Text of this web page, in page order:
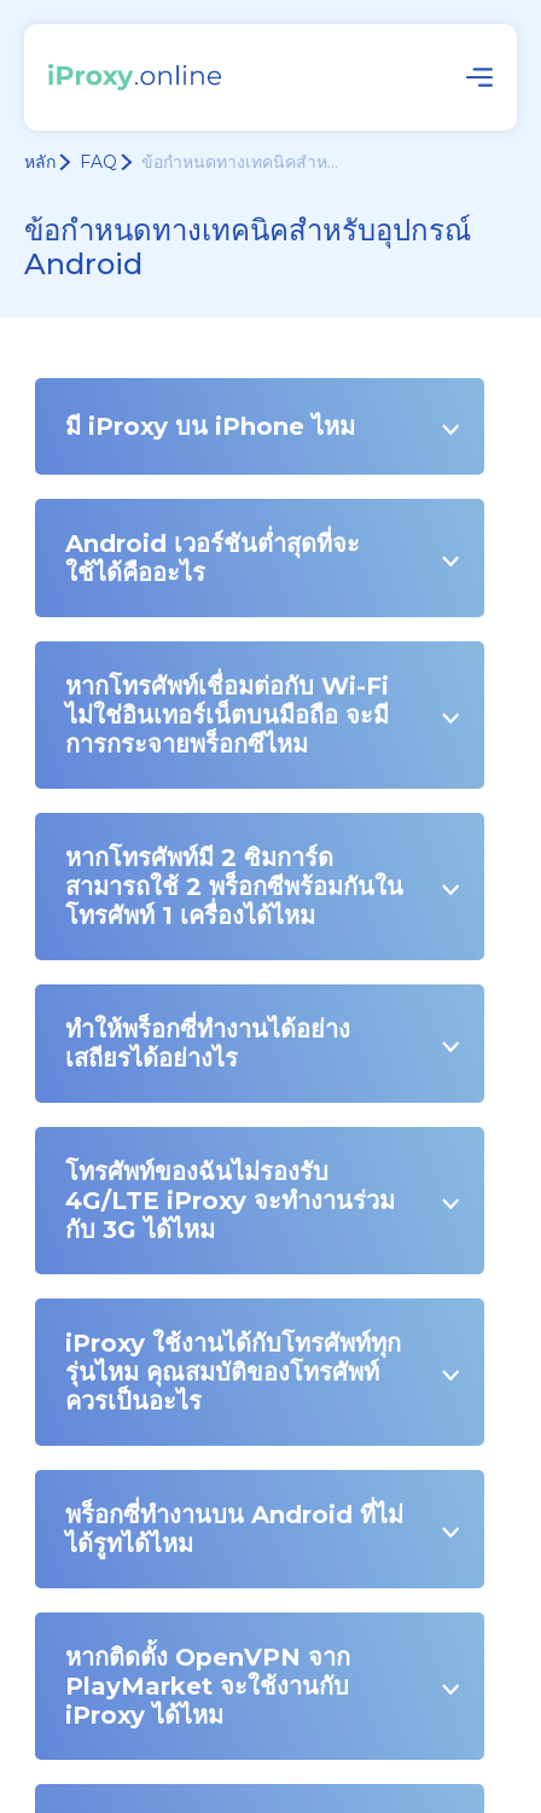
หลัก FAQ ข้อกำหนดทางเทคนิคสำห...
ข้อกำหนดทางเทคนิคสำหรับอุปกรณ์
Android
มี iProxy บน iPhone ไหม
Android เวอร์ชันต่ำสุดที่จะ
ใช้ได้คืออะไร
หากโทรศัพท์เชื่อมต่อกับ Wi-Fi
ไม่ใช่อินเทอร์เน็ตบนมือถือ จะมี
การกระจายพร็อกซีไหม
หากโทรศัพท์มี 2 ซิมการ์ด
สามารถใช้ 2 พร็อกซีพร้อมกันใน
โทรศัพท์ 1 เครื่องได้ไหม
ทำให้พร็อกซี่ทำงานได้อย่าง
เสถียรได้อย่างไร
โทรศัพท์ของฉันไม่รองรับ
4G/LTE iProxy จะทำงานร่วม
กับ 3G ได้ไหม
iProxy ใช้งานได้กับโทรศัพท์ทุก
รุ่นไหม คุณสมบัติของโทรศัพท์
ควรเป็นอะไร
พร็อกซี่ทำงานบน Android ที่ไม่
ได้รูทได้ไหม
หากติดตั้ง OpenVPN จาก
PlayMarket จะใช้งานกับ
iProxy ได้ไหม